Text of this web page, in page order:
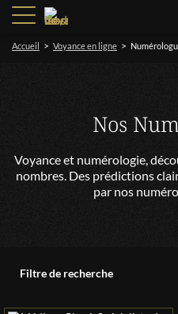
Accueil > Voyance en ligne >
Nos
Voyance et numérologie,
nombres. Des prédictions
par nos
Filtre de recherche